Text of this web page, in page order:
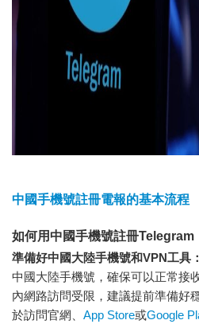
中國手機號註冊電報的基本流程
如何用中國手機號註冊Telegram
準備好中國大陸手機號和VPN工具：
中國大陸手機號，確保可以正常接
內網路訪問受限，建議提前準備好
於訪問官網、 App Store或Google